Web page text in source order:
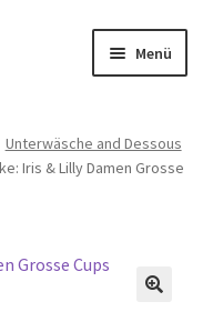
Menü
Unterwäsche and Dessous
Iris & Lilly Damen Grosse